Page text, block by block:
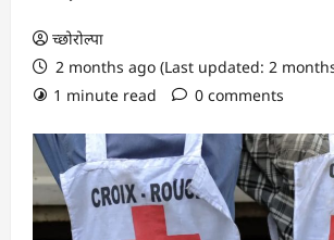
च्छोरोल्पा
2 months ago (Last updated: 2
1 minute read
0 comments